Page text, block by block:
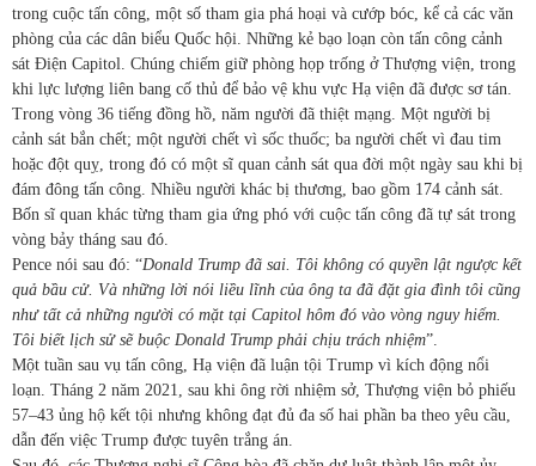
trong cuộc tấn công, một số tham gia phá hoại và cướp bóc, kể cả các văn
phòng của các dân biểu Quốc hội. Những kẻ bạo loạn còn tấn công cảnh
sát Điện Capitol. Chúng chiếm giữ phòng họp trống ở Thượng viện, trong
khi lực lượng liên bang cố thủ để bảo vệ khu vực Hạ viện đã được sơ tán.
Trong vòng 36 tiếng đồng hồ, năm người đã thiệt mạng. Một người bị
cảnh sát bắn chết; một người chết vì sốc thuốc; ba người chết vì đau tim
hoặc đột quỵ, trong đó có một sĩ quan cảnh sát qua đời một ngày sau khi bị
đám đông tấn công. Nhiều người khác bị thương, bao gồm 174 cảnh sát.
Bốn sĩ quan khác từng tham gia ứng phó với cuộc tấn công đã tự sát trong
vòng bảy tháng sau đó.
Pence nói sau đó: “Donald Trump đã sai. Tôi không có quyền lật ngược kết
quả bầu cử. Và những lời nói liều lĩnh của ông ta đã đặt gia đình tôi cũng
như tất cả những người có mặt tại Capitol hôm đó vào vòng nguy hiểm.
Tôi biết lịch sử sẽ buộc Donald Trump phải chịu trách nhiệm”.
Một tuần sau vụ tấn công, Hạ viện đã luận tội Trump vì kích động nổi
loạn. Tháng 2 năm 2021, sau khi ông rời nhiệm sở, Thượng viện bỏ phiếu
57–43 ủng hộ kết tội nhưng không đạt đủ đa số hai phần ba theo yêu cầu,
dẫn đến việc Trump được tuyên trắng án.